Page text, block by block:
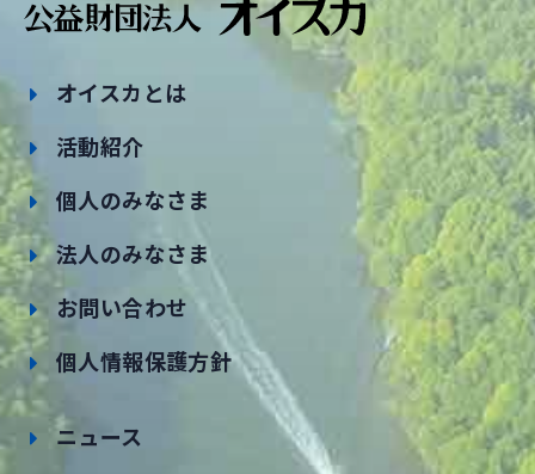
オイスカとは
活動紹介
個人のみなさま
法人のみなさま
お問い合わせ
個人情報保護方針
ニュース